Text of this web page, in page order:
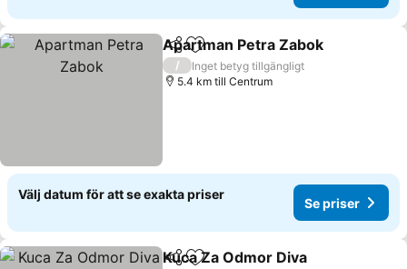
Dela Lägg till i Mina Favoriter
Apartman Petra Zabok
/
Inget betyg tillgängligt
5.4 km till Centrum
Välj datum för att se exakta priser
Se priser
Dela
Kuca Za Odmor Diva